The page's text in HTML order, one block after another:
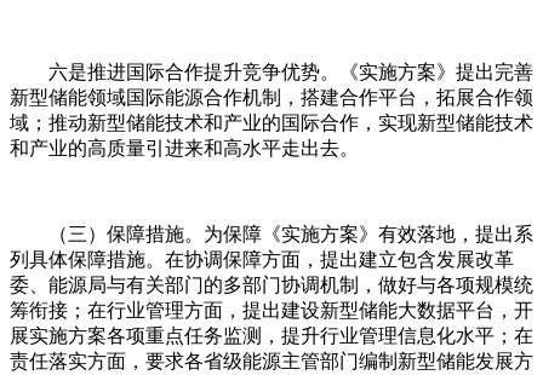
六是推进国际合作提升竞争优势。《实施方案》提出完善
新型储能领域国际能源合作机制，搭建合作平台，拓展合作领
域；推动新型储能技术和产业的国际合作，实现新型储能技术
和产业的高质量引进来和高水平走出去。
（三）保障措施。为保障《实施方案》有效落地，提出系
列具体保障措施。在协调保障方面，提出建立包含发展改革
委、能源局与有关部门的多部门协调机制，做好与各项规模统
筹衔接；在行业管理方面，提出建设新型储能大数据平台，开
展实施方案各项重点任务监测，提升行业管理信息化水平；在
责任落实方面，要求各省级能源主管部门编制新型储能发展方